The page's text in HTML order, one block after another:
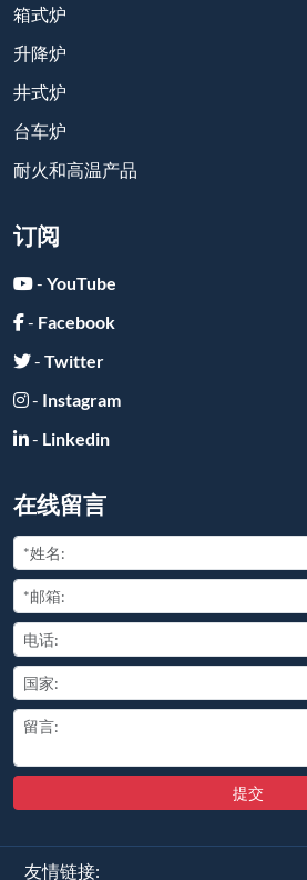
箱式炉
升降炉
井式炉
台车炉
耐火和高温产品
订阅
- YouTube
- Facebook
- Twitter
- Instagram
- Linkedin
在线留言
提交
友情链接: